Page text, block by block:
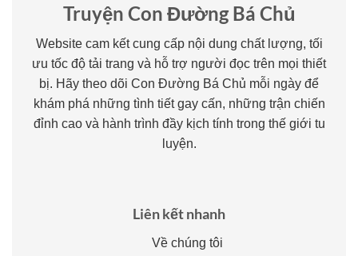
Truyện Con Đường Bá Chủ
Website cam kết cung cấp nội dung chất lượng, tối
ưu tốc độ tải trang và hỗ trợ người đọc trên mọi thiết
bị. Hãy theo dõi Con Đường Bá Chủ mỗi ngày để
khám phá những tình tiết gay cấn, những trận chiến
đỉnh cao và hành trình đầy kịch tính trong thế giới tu
luyện.
Liên kết nhanh
Về chúng tôi